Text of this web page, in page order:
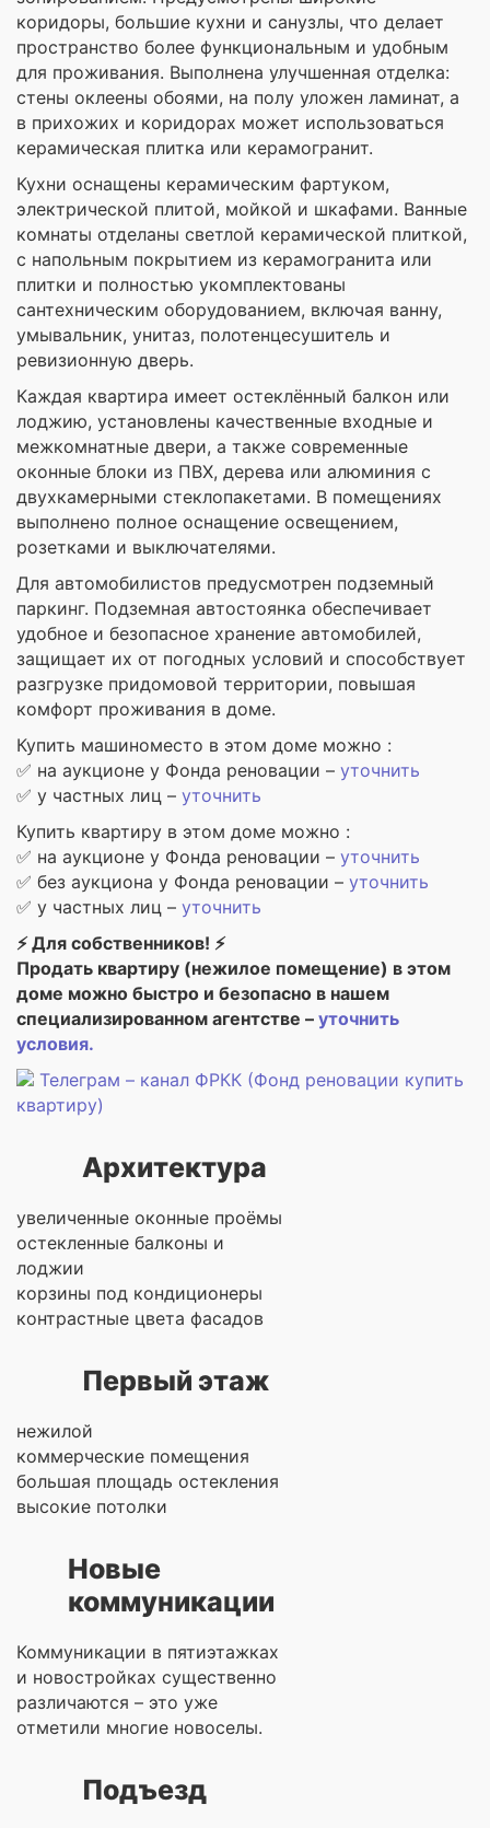
коридоры, большие кухни и санузлы, что делает
пространство более функциональным и удобным
для проживания. Выполнена улучшенная отделка:
стены оклеены обоями, на полу уложен ламинат, а
в прихожих и коридорах может использоваться
керамическая плитка или керамогранит.
Кухни оснащены керамическим фартуком,
электрической плитой, мойкой и шкафами. Ванные
комнаты отделаны светлой керамической плиткой,
с напольным покрытием из керамогранита или
плитки и полностью укомплектованы
сантехническим оборудованием, включая ванну,
умывальник, унитаз, полотенцесушитель и
ревизионную дверь.
Каждая квартира имеет остеклённый балкон или
лоджию, установлены качественные входные и
межкомнатные двери, а также современные
оконные блоки из ПВХ, дерева или алюминия с
двухкамерными стеклопакетами. В помещениях
выполнено полное оснащение освещением,
розетками и выключателями.
Для автомобилистов предусмотрен подземный
паркинг. Подземная автостоянка обеспечивает
удобное и безопасное хранение автомобилей,
защищает их от погодных условий и способствует
разгрузке придомовой территории, повышая
комфорт проживания в доме.
Купить машиноместо в этом доме можно :
✅ на аукционе у Фонда реновации – уточнить
✅ у частных лиц – уточнить
Купить квартиру в этом доме можно :
✅ на аукционе у Фонда реновации – уточнить
✅ без аукциона у Фонда реновации – уточнить
✅ у частных лиц – уточнить
⚡ Для собственников! ⚡
Продать квартиру (нежилое помещение) в этом
доме можно быстро и безопасно в нашем
специализированном агентстве – уточнить
условия.
Телеграм – канал ФРКК (Фонд реновации купить
квартиру)
Архитектура
увеличенные оконные проёмы
остекленные балконы и
лоджии
корзины под кондиционеры
контрастные цвета фасадов
Первый этаж
нежилой
коммерческие помещения
большая площадь остекления
высокие потолки
Новые
коммуникации
Коммуникации в пятиэтажках
и новостройках существенно
различаются – это уже
отметили многие новоселы.
Подъезд